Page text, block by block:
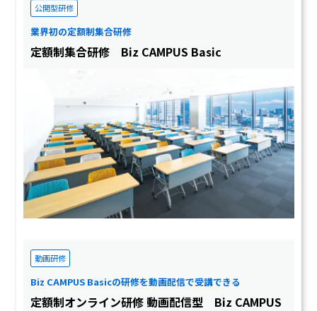
公開型研修
業界初の定額制集合研修
定額制集合研修 Biz CAMPUS Basic
動画研修
Biz CAMPUS Basicの研修を動画配信で受講できる
定額制オンライン研修 動画配信型 Biz CAMPUS